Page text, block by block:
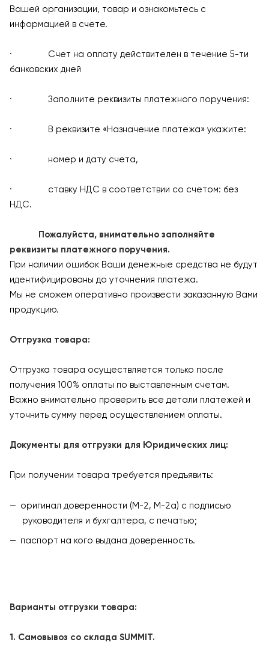
Вашей организации, товар и ознакомьтесь с
информацией в счете.
· Счет на оплату действителен в течение 5-ти
банковских дней
· Заполните реквизиты платежного поручения:
· В реквизите «Назначение платежа» укажите:
· номер и дату счета,
· ставку НДС в соответствии со счетом: без
НДС.
Пожалуйста, внимательно заполняйте
реквизиты платежного поручения.
При наличии ошибок Ваши денежные средства не будут
идентифицированы до уточнения платежа.
Мы не сможем оперативно произвести заказанную Вами
продукцию.
Отгрузка товара:
Отгрузка товара осуществляется только после
получения 100% оплаты по выставленным счетам.
Важно внимательно проверить все детали платежей и
уточнить сумму перед осуществлением оплаты.
Документы для отгрузки для Юридических лиц:
При получении товара требуется предъявить:
оригинал доверенности (М-2, М-2а) с подписью
руководителя и бухгалтера, с печатью;
паспорт на кого выдана доверенность.
Варианты отгрузки товара:
1. Самовывоз со склада SUMMIT.